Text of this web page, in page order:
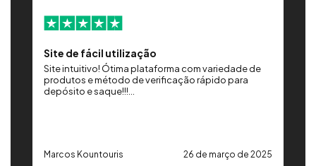
Site de fácil utilização
Site intuitivo! Ótima plataforma com variedade de
produtos e método de verificação rápido para
depósito e saque!!!...
Marcos Kountouris 26 de março de 2025